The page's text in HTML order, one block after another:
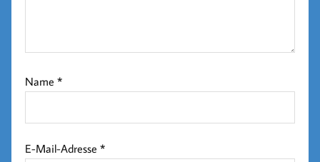
Name*
E-Mail-Adresse*